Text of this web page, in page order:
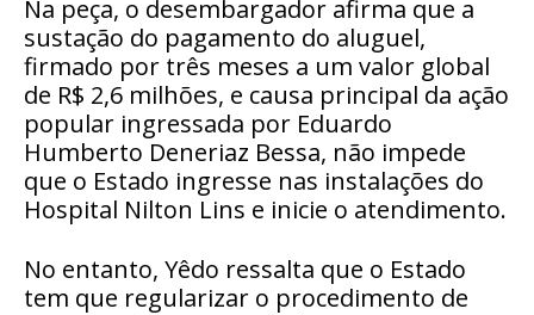
Na peça, o desembargador afirma que a
sustação do pagamento do aluguel,
firmado por três meses a um valor global
de R$ 2,6 milhões, e causa principal da ação
popular ingressada por Eduardo
Humberto Deneriaz Bessa, não impede
que o Estado ingresse nas instalações do
Hospital Nilton Lins e inicie o atendimento.
No entanto, Yêdo ressalta que o Estado
tem que regularizar o procedimento de